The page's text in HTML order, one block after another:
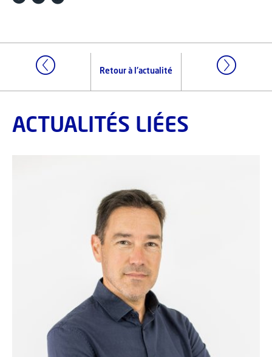
Retour à l'actualité
ACTUALITÉS LIÉES